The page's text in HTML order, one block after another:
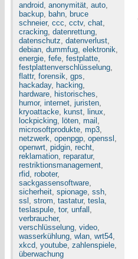
android, anonymität, auto,
backup, bahn, bruce
schneier, ccc, cctv, chat,
cracking, datenrettung,
datenschutz, datenverlust,
debian, dummfug, elektronik,
energie, fefe, festplatte,
festplattenverschlüsselung,
flattr, forensik, gps,
hackaday, hacking,
hardware, historisches,
humor, internet, juristen,
kryoattacke, kunst, linux,
lockpicking, löten, mail ,
microsoftprodukte, mp3,
netzwerk, openpgp, openssl ,
openwrt, pidgin, recht,
reklamation, reparatur,
restriktionsmanagement,
rfid, roboter,
sackgassensoftware,
sicherheit, spionage, ssh,
ssl , strom, tastatur, tesla,
teslaspule, tor, unfall ,
verbraucher,
verschlüsselung, video,
wasserkühlung, wlan, wrt54,
xkcd, youtube, zahlenspiele,
überwachung